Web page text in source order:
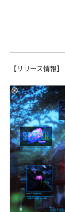
【リリース情報】